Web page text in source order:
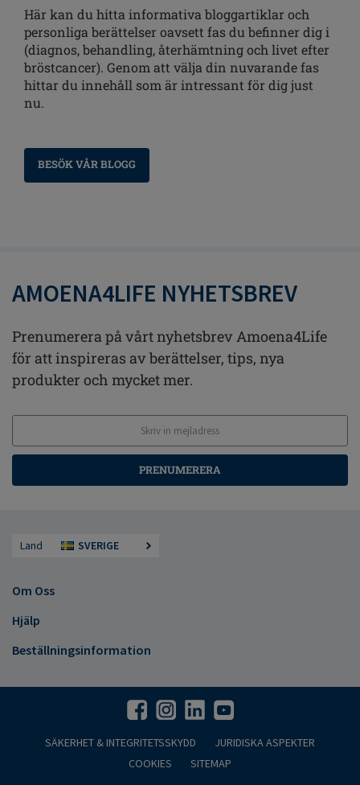
Här kan du hitta informativa bloggartiklar och
personliga berättelser oavsett fas du befinner dig i
(diagnos, behandling, återhämtning och livet efter
bröstcancer). Genom att välja din nuvarande fas
hittar du innehåll som är intressant för dig just
nu.
BESÖK VÅR BLOGG
AMOENA4LIFE NYHETSBREV
Prenumerera på vårt nyhetsbrev Amoena4Life
för att inspireras av berättelser, tips, nya
produkter och mycket mer.
PRENUMERERA
Land SVERIGE
Om Oss
Hjälp
Beställningsinformation
SÄKERHET & INTEGRITETSSKYDD
JURIDISKA ASPEKTER
COOKIES
SITEMAP